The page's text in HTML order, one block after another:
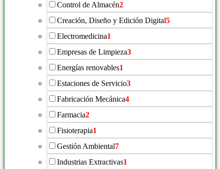
Control de Almacén2
Creación, Diseño y Edición Digital5
Electromedicina1
Empresas de Limpieza3
Energías renovables1
Estaciones de Servicio3
Fabricación Mecánica4
Farmacia2
Fisioterapia1
Gestión Ambiental7
Industrias Extractivas1